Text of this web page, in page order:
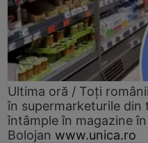
Ultima oră / Toți
în supermarketurile din
întâmple în magazine
Bolojan www.unica.ro